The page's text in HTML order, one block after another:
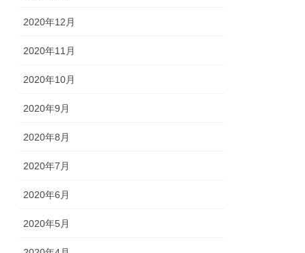
2020年12月
2020年11月
2020年10月
2020年9月
2020年8月
2020年7月
2020年6月
2020年5月